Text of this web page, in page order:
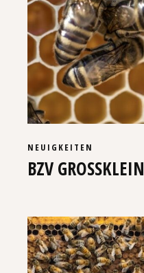
NEUIGKEITEN
BZV GROSSKLEIN